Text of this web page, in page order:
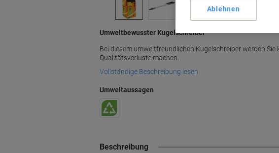
Umweltbewusster Kugelschreiber
Bei diesem umweltfreundlichen Kugelschreiber werden Sie
Qualitätsverluste machen.
Vollständige Beschreibung lesen
Umweltaussagen
Beschreibung
Ablehnen